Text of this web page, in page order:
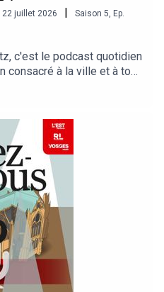
juillet 2026 Saison 5, Ep.
c'est le podcast quotidien
consacré à la ville et à tout
elle.Un podcast raconté
basé sur les articles
locale de Metz.